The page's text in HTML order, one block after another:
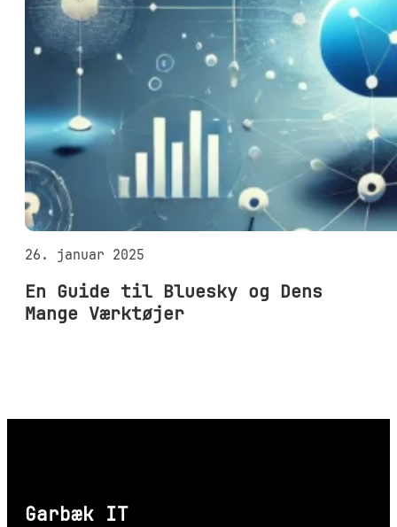
26. januar 2025
En Guide til Bluesky og Dens
Mange Værktøjer
Garbæk IT